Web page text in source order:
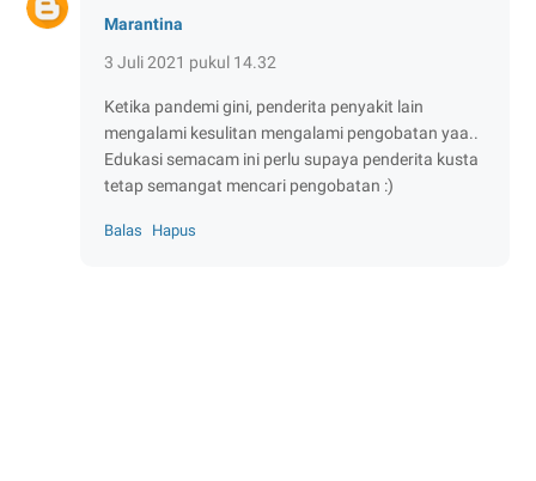
Marantina
3 Juli 2021 pukul 14.32
Ketika pandemi gini, penderita penyakit lain
mengalami kesulitan mengalami pengobatan yaa..
Edukasi semacam ini perlu supaya penderita kusta
tetap semangat mencari pengobatan :)
Balas Hapus